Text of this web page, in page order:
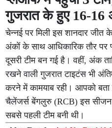
गुजरात के हुए 16-
चेन्नई पर मिली इस शानदार जीत
अंकों के साथ आधिकारिक तौर पर
दूसरी टीम बन गई है। वहीं, अंक
रखने वाली गुजरात टाइटंस भी
करने में कामयाब रही। आपको
चैलेंजर्स बेंगलुरु (RCB) इस
सबसे पहली टीम बनी थी।